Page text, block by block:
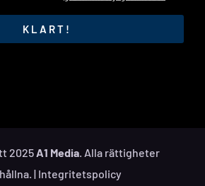
KLART!
2025A1 Media. Alla rättigheter
| Integritetspolicy